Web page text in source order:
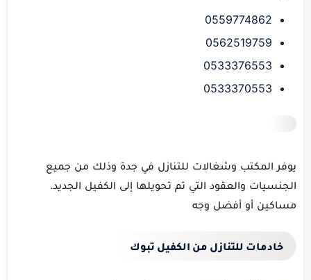
0559774862
0562519759
0533376553
0533370553
يوفر المكتب وشغالات للتنازل في جدة وذلك من جميع
الجنسيات والعقود التي تم تحويلها إلى الكفيل الجديد.
مساكين أو أفضل وجه
خادمات للتنازل من الكفيل تبوك